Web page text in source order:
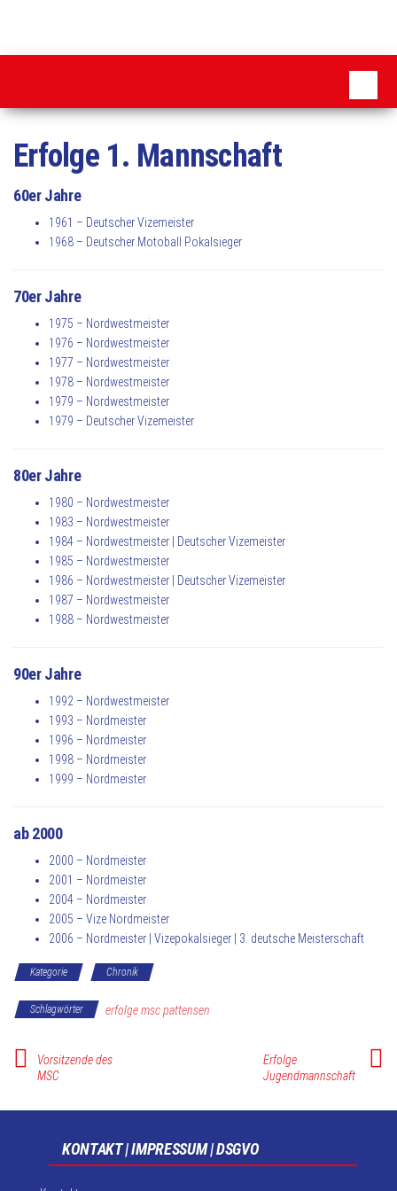
Erfolge 1. Mannschaft
60er Jahre
1961 – Deutscher Vizemeister
1968 – Deutscher Motoball Pokalsieger
70er Jahre
1975 – Nordwestmeister
1976 – Nordwestmeister
1977 – Nordwestmeister
1978 – Nordwestmeister
1979 – Nordwestmeister
1979 – Deutscher Vizemeister
80er Jahre
1980 – Nordwestmeister
1983 – Nordwestmeister
1984 – Nordwestmeister | Deutscher Vizemeister
1985 – Nordwestmeister
1986 – Nordwestmeister | Deutscher Vizemeister
1987 – Nordwestmeister
1988 – Nordwestmeister
90er Jahre
1992 – Nordwestmeister
1993 – Nordmeister
1996 – Nordmeister
1998 – Nordmeister
1999 – Nordmeister
ab 2000
2000 – Nordmeister
2001 – Nordmeister
2004 – Nordmeister
2005 – Vize Nordmeister
2006 – Nordmeister | Vizepokalsieger | 3. deutsche Meisterschaft
Kategorie Chronik
Schlagwörter erfolge msc pattensen
Vorsitzende des
MSC
Erfolge
Jugendmannschaft
KONTAKT | IMPRESSUM | DSGVO